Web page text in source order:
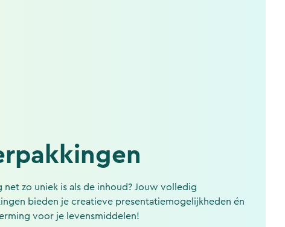
zo uniek is als de inhoud? Jouw volledig
bieden je creatieve presentatiemogelijkheden én
voor je levensmiddelen!